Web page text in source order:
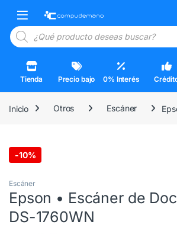
Open
Búsqueda de productos
Tienda Precio bajo 0% Interés
Inicio Otros Escáner
-10%
Escáner
Epson • Escáner de
DS-1760WN